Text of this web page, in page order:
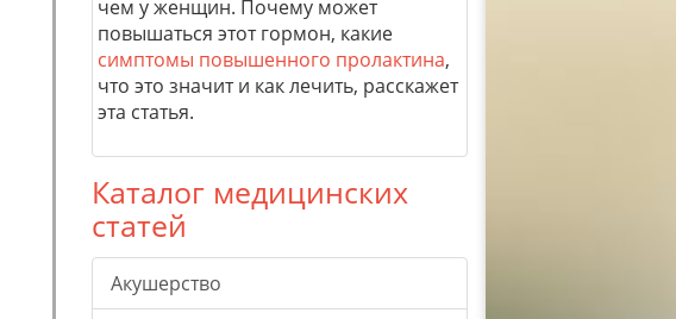
чем у женщин. Почему может
повышаться этот гормон, какие
симптомы повышенного пролактина,
что это значит и как лечить, расскажет
эта статья.
Каталог медицинских
статей
Акушерство